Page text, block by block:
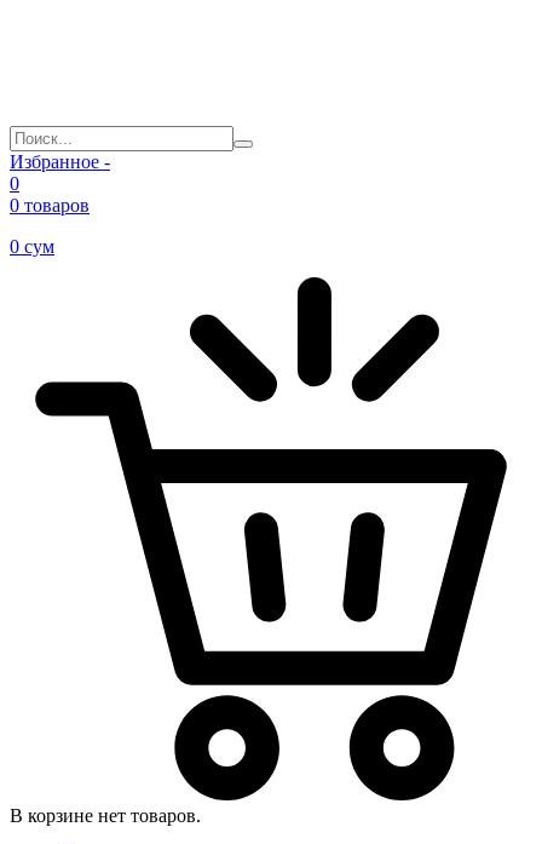
Избранное -
0
0 товаров
0 сум
В корзине нет товаров.